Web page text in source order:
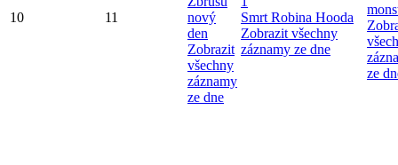
10 11
nový
den
Zobrazit
všechny
záznamy
ze dne
Smrt Robina Hooda
Zobrazit všechny
záznamy ze dne
ze